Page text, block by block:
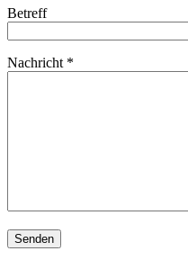
Betreff
Nachricht *